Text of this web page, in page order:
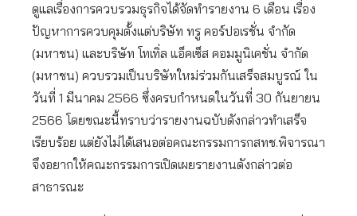
ดูแลเรื่องการควบรวมธุรกิจได้จัดทำรายงาน 6 เดือน เรื่อง
ปัญหาการควบคุมตั้งแต่บริษัท ทรู คอร์ปอเรชั่น จำกัด
(มหาชน) และบริษัท โทเทิ่ล แอ็คเซ็ส คอมมูนิเคชั่น จำกัด
(มหาชน) ควบรวมเป็นบริษัทใหม่ร่วมกันเสร็จสมบูรณ์ ใน
วันที่ 1 มีนาคม 2566 ซึ่งครบกำหนดในวันที่ 30 กันยายน
2566 โดยขณะนี้ทราบว่ารายงานฉบับดังกล่าวทำเสร็จ
เรียบร้อย แต่ยังไม่ได้เสนอต่อคณะกรรมการกสทช.พิจารณา
จึงอยากให้คณะกรรมการเปิดเผยรายงานดังกล่าวต่อ
สาธารณะ